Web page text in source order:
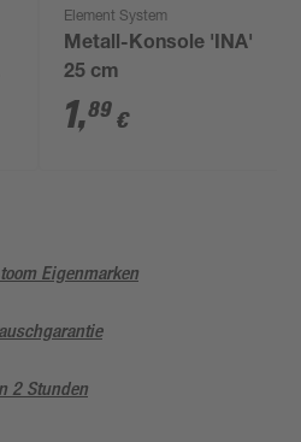
Element System
Metall-Konsole 'INA'
25 cm
1,89 €
Eigenmarken
2 Stunden